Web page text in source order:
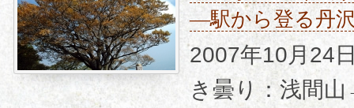
―駅から登る丹
2007年10月24
き曇り：浅間